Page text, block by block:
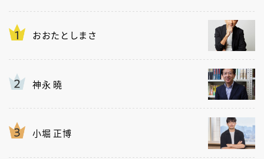
おおたとしまさ
神永 曉
小堀 正博